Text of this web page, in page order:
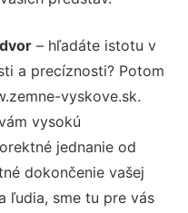
– hľadáte istotu v
a precíznosti? Potom
vyskove.sk.
vysokú
jednanie od
dokončenie vašej
ľudia, sme tu pre vás